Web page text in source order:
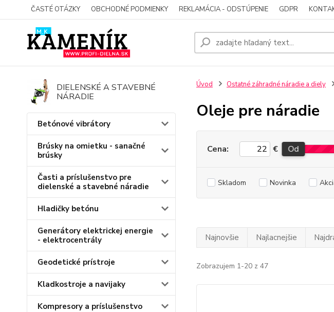
ČASTÉ OTÁZKY OBCHODNÉ PODMIENKY REKLAMÁCIA - ODSTÚPENIE GDPR
DIELENSKÉ A STAVEBNÉ
NÁRADIE
Betónové vibrátory
Brúsky na omietku - sanačné
brúsky
Časti a príslušenstvo pre
dielenské a stavebné náradie
Hladičky betónu
Generátory elektrickej energie
- elektrocentrály
Geodetické prístroje
Kladkostroje a navijaky
Kompresory a príslušenstvo
Úvod Ostatné záhradné náradie a diely
Oleje pre náradie
Cena: € Od
Skladom Novinka
Najnovšie Najlacnejšie
Zobrazujem 1-20 z 47